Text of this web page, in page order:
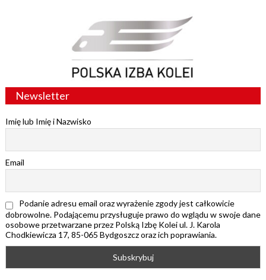
Newsletter
Imię lub Imię i Nazwisko
Email
Podanie adresu email oraz wyrażenie zgody jest całkowicie
dobrowolne. Podającemu przysługuje prawo do wglądu w swoje dane
osobowe przetwarzane przez Polską Izbę Kolei ul. J. Karola
Chodkiewicza 17, 85-065 Bydgoszcz oraz ich poprawiania.